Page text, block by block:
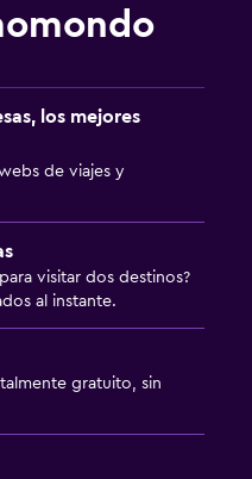
los mejores
de viajes y
visitar dos destinos?
al instante.
gratuito, sin